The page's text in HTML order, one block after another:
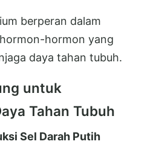
berperan dalam
hormon yang
daya tahan tubuh.
untuk
Tahan Tubuh
Sel Darah Putih